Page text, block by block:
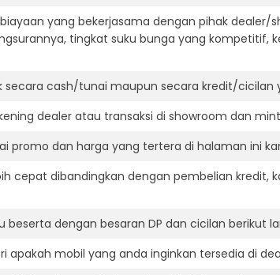
yang bekerjasama dengan pihak dealer/
tingkat suku bunga yang kompetitif,
secara cash/tunai maupun secara kredit/cicilan
dealer atau transaksi di showroom dan
promo dan harga yang tertera di halaman ini
cepat dibandingkan dengan pembelian kredit,
beserta dengan besaran DP dan cicilan berikut
apakah mobil yang anda inginkan tersedia di